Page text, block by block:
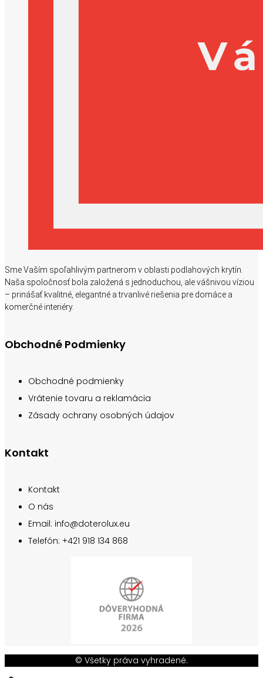
Sme Vaším spoľahlivým partnerom v oblasti podlahových krytín.
Naša spoločnosť bola založená s jednoduchou, ale vášnivou víziou
– prinášať kvalitné, elegantné a trvanlivé riešenia pre domáce a
komerčné interiéry.
Obchodné Podmienky
Obchodné podmienky
Vrátenie tovaru a reklamácia
Zásady ochrany osobných údajov
Kontakt
Kontakt
O nás
Email: info@doterolux.eu
Telefón: +421 918 134 868
© Všetky práva vyhradené.